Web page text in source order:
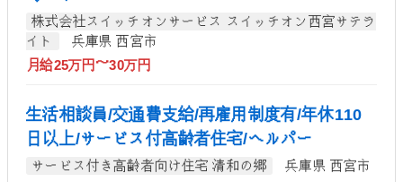
株式会社スイッチオンサービス スイッチオン西宮サテラ
イト
兵庫県 西宮市
月給25万円～30万円
生活相談員/交通費支給/再雇用制度有/年休110
日以上/サービス付高齢者住宅/ヘルパー
サービス付き高齢者向け住宅 清和の郷
兵庫県 西宮市